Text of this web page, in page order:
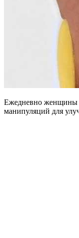
Ежедневно женщины
манипуляций для